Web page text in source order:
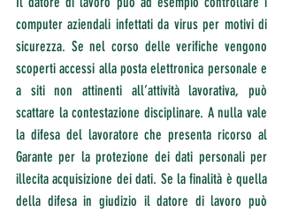
computer aziendali infettati da virus per motivi di
sicurezza. Se nel corso delle verifiche vengono
scoperti accessi alla posta elettronica personale e
a siti non attinenti all’attività lavorativa, può
scattare la contestazione disciplinare. A nulla vale
la difesa del lavoratore che presenta ricorso al
Garante per la protezione dei dati personali per
illecita acquisizione dei dati. Se la finalità è quella
della difesa in giudizio il datore di lavoro può